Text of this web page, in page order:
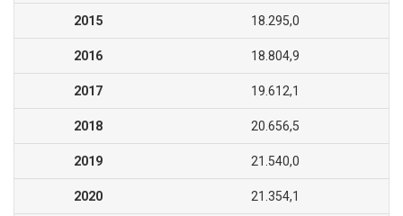
2015 18.295,0
2016 18.804,9
2017 19.612,1
2018 20.656,5
2019 21.540,0
2020 21.354,1